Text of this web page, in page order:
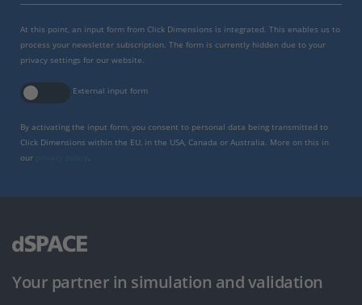
At this point, an input form from Click Dimensions is integrated. This enables us to
process your newsletter subscription. The form is currently hidden due to your
privacy settings for our website.
External input form
By activating the input form, you consent to personal data being transmitted to
Click Dimensions within the EU, in the USA, Canada or Australia. More on this in
our
.
Your partner in simulation and validation